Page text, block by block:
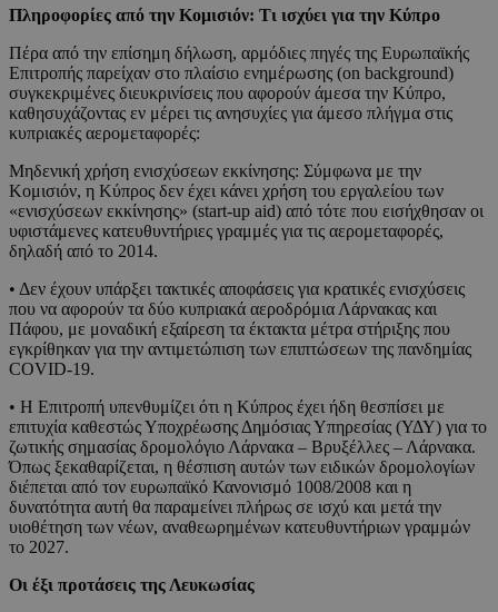
Πληροφορίες από την Κομισιόν: Τι ισχύει για την Κύπρο
Πέρα από την επίσημη δήλωση, αρμόδιες πηγές της Ευρωπαϊκής
Επιτροπής παρείχαν στο πλαίσιο ενημέρωσης (on background)
συγκεκριμένες διευκρινίσεις που αφορούν άμεσα την Κύπρο,
καθησυχάζοντας εν μέρει τις ανησυχίες για άμεσο πλήγμα στις
κυπριακές αερομεταφορές:
Μηδενική χρήση ενισχύσεων εκκίνησης: Σύμφωνα με την
Κομισιόν, η Κύπρος δεν έχει κάνει χρήση του εργαλείου των
«ενισχύσεων εκκίνησης» (start-up aid) από τότε που εισήχθησαν οι
υφιστάμενες κατευθυντήριες γραμμές για τις αερομεταφορές,
δηλαδή από το 2014.
• Δεν έχουν υπάρξει τακτικές αποφάσεις για κρατικές ενισχύσεις
που να αφορούν τα δύο κυπριακά αεροδρόμια Λάρνακας και
Πάφου, με μοναδική εξαίρεση τα έκτακτα μέτρα στήριξης που
εγκρίθηκαν για την αντιμετώπιση των επιπτώσεων της πανδημίας
COVID-19.
• Η Επιτροπή υπενθυμίζει ότι η Κύπρος έχει ήδη θεσπίσει με
επιτυχία καθεστώς Υποχρέωσης Δημόσιας Υπηρεσίας (ΥΔΥ) για το
ζωτικής σημασίας δρομολόγιο Λάρνακα – Βρυξέλλες – Λάρνακα.
Όπως ξεκαθαρίζεται, η θέσπιση αυτών των ειδικών δρομολογίων
διέπεται από τον ευρωπαϊκό Κανονισμό 1008/2008 και η
δυνατότητα αυτή θα παραμείνει πλήρως σε ισχύ και μετά την
υιοθέτηση των νέων, αναθεωρημένων κατευθυντήριων γραμμών
το 2027.
Οι έξι προτάσεις της Λευκωσίας